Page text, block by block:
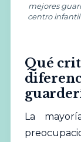
mejores
centro
Qué
La